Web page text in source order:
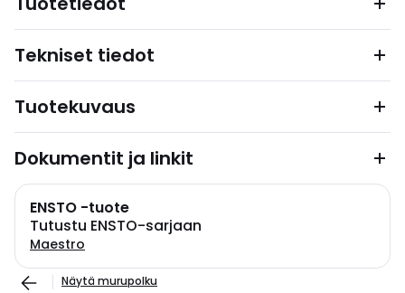
Tekniset tiedot
Tuotekuvaus
Dokumentit ja linkit
ENSTO -tuote
Tutustu ENSTO-sarjaan
Maestro
Näytä murupolku